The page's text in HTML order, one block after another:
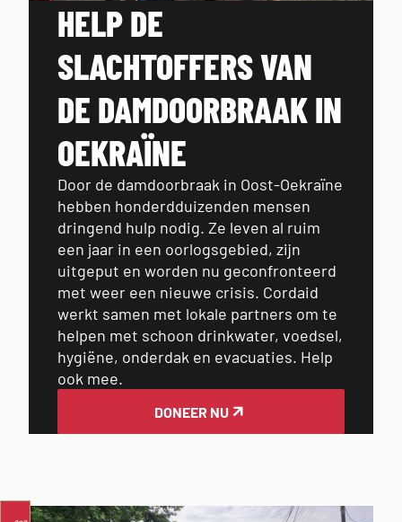
HELP DE
SLACHTOFFERS VAN
DE DAMDOORBRAAK IN
OEKRAÏNE
Door de damdoorbraak in Oost-Oekraïne
hebben honderdduizenden mensen
dringend hulp nodig. Ze leven al ruim
een jaar in een oorlogsgebied, zijn
uitgeput en worden nu geconfronteerd
met weer een nieuwe crisis. Cordaid
werkt samen met lokale partners om te
helpen met schoon drinkwater, voedsel,
hygiëne, onderdak en evacuaties. Help
ook mee.
DONEER NU